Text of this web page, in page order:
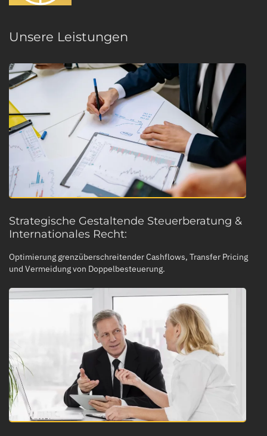
Unsere Leistungen
Strategische Gestaltende Steuerberatung &
Internationales Recht:
Optimierung grenzüberschreitender Cashflows, Transfer Pricing
und Vermeidung von Doppelbesteuerung.